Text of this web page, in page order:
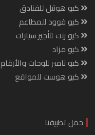
كيو هوتيل للفنادق
كيو فوود للمطاعم
كيو رنت لتأجير سيارات
كيو مزاد
كيو نامبر للوحات والأرقام
كيو هوست للمواقع
حمل تطبيقنا